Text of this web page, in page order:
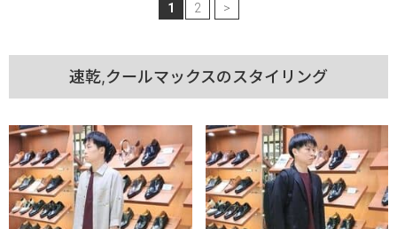
1 2 >
速乾,クールマックスのスタイリング